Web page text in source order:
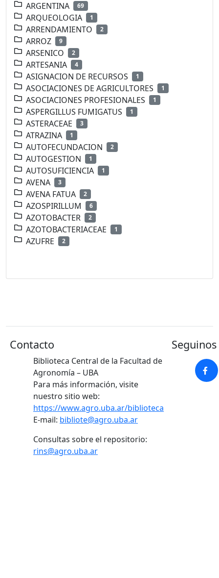
ARGENTINA 69
ARQUEOLOGIA 1
ARRENDAMIENTO 2
ARROZ 9
ARSENICO 2
ARTESANIA 4
ASIGNACION DE RECURSOS 1
ASOCIACIONES DE AGRICULTORES 1
ASOCIACIONES PROFESIONALES 1
ASPERGILLUS FUMIGATUS 1
ASTERACEAE 3
ATRAZINA 1
AUTOFECUNDACION 2
AUTOGESTION 1
AUTOSUFICIENCIA 1
AVENA 3
AVENA FATUA 2
AZOSPIRILLUM 6
AZOTOBACTER 2
AZOTOBACTERIACEAE 1
AZUFRE 2
Contacto
Biblioteca Central de la Facultad de
Agronomía – UBA
Para más información, visite
nuestro sitio web:
https://www.agro.uba.ar/biblioteca
E-mail: bibliote@agro.uba.ar
Consultas sobre el repositorio:
rins@agro.uba.ar